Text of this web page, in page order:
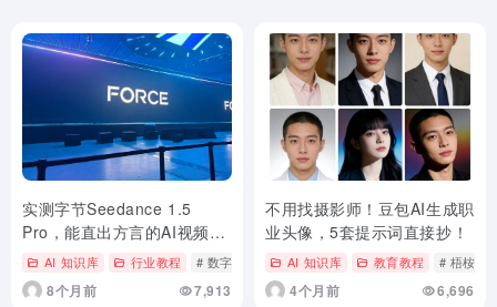
实测字节Seedance 1.5
Pro，能直出方言的AI视频也
来了。
AI 知识库 行业教程 # 数字生命卡兹克
8个月前 7,913
不用找摄影师！豆包AI生成职
业头像，5套提示词直接抄！
AI 知识库 教育教程 # 梧桉AI
4个月前 6,696